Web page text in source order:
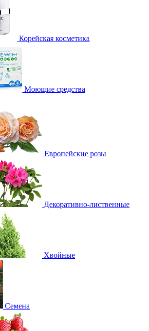
Корейская косметика
Моющие средства
Европейские розы
Декоративно-лиственные
Хвойные
Семена